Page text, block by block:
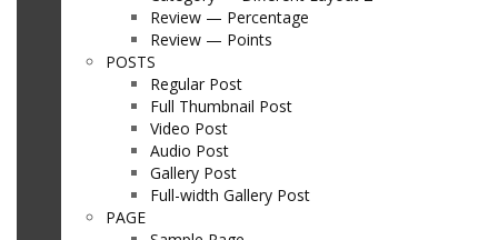
Review — Percentage
Review — Points
POSTS
Regular Post
Full Thumbnail Post
Video Post
Audio Post
Gallery Post
Full-width Gallery Post
PAGE